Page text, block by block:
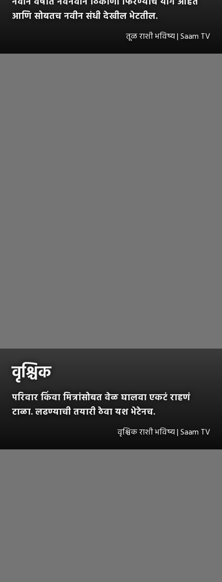
आणि सोबतच नवीन संधी देखील भेटतील.
तूळ राशी भविष्य | Saam TV
वृश्चिक
परिवार किंवा मित्रांसोबत वेळ घालवा एकटं राहणं
टाळा. लढण्याची तयारी ठेवा यश भेटेनच.
वृश्चिक राशी भविष्य | Saam TV